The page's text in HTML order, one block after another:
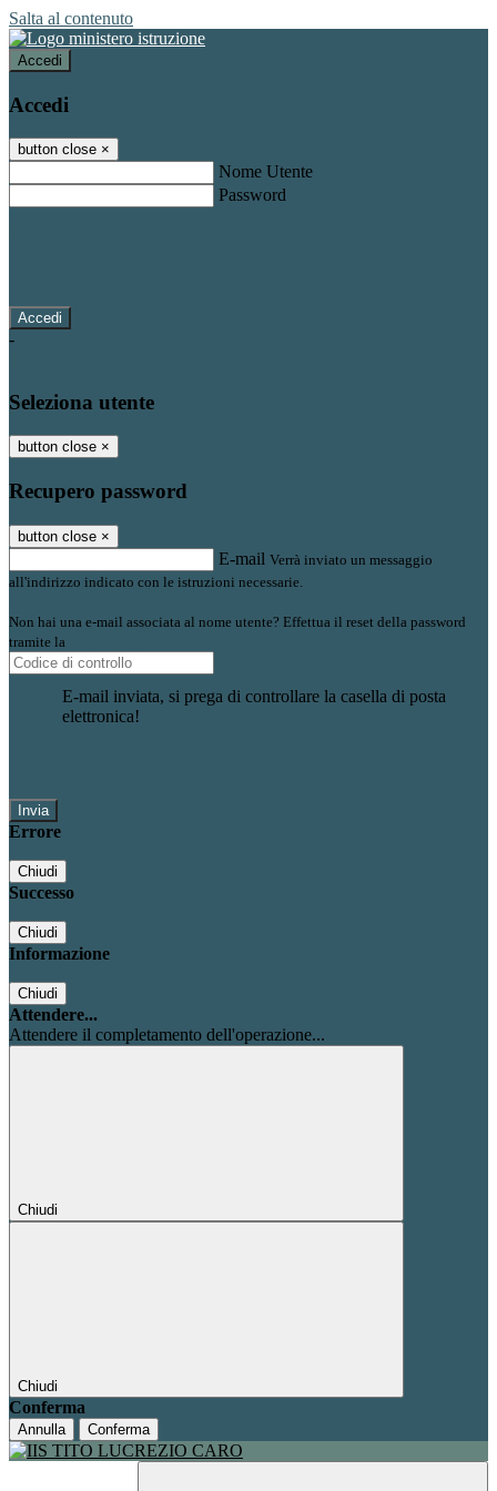
Salta al contenuto
Accedi
Accedi
button close ×
Nome Utente
Password
-
Seleziona utente
button close ×
Recupero password
button close ×
E-mail Verrà inviato un messaggio
all'indirizzo indicato con le istruzioni necessarie.
Non hai una e-mail associata al nome utente? Effettua il reset della password
tramite la
E-mail inviata, si prega di controllare la casella di posta
elettronica!
Errore
Chiudi
Successo
Chiudi
Informazione
Chiudi
Attendere...
Attendere il completamento dell'operazione...
Chiudi
Chiudi
Conferma
Annulla Conferma